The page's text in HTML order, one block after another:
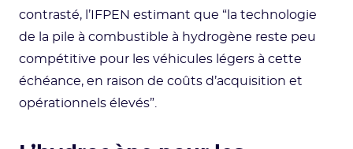
contrasté, l’IFPEN estimant que “la technologie
de la pile à combustible à hydrogène reste peu
compétitive pour les véhicules légers à cette
échéance, en raison de coûts d’acquisition et
opérationnels élevés”.